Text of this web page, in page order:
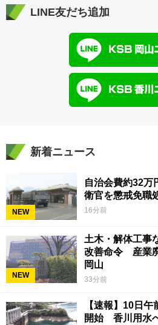
LINE友だち追加
新着ニュース
NEW
自治会費約32万
衛官を懲戒免職
16分前
NEW
土木・解体工事
改善命令 産業
岡山
33分前
【速報】10日
開始 香川用水